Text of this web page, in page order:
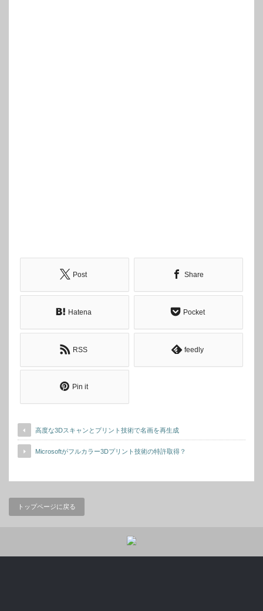
Post Share
Hatena Pocket
RSS feedly
Pin it
高度な3Dスキャンとプリント技術で名画を再生成
Microsoftがフルカラー3Dプリント技術の特許取得？
トップページに戻る